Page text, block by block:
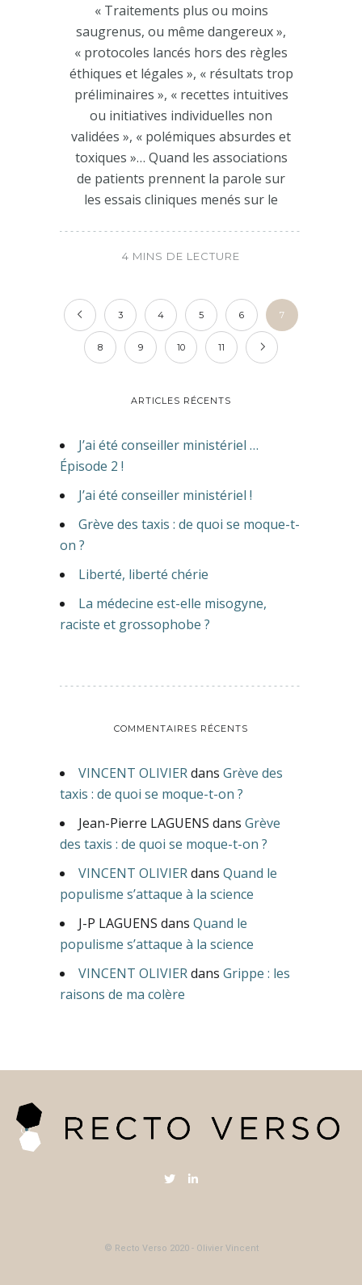
« Traitements plus ou moins
saugrenus, ou même dangereux »,
« protocoles lancés hors des règles
éthiques et légales », « résultats trop
préliminaires », « recettes intuitives
ou initiatives individuelles non
validées », « polémiques absurdes et
toxiques »… Quand les associations
de patients prennent la parole sur
les essais cliniques menés sur le
4 MINS DE LECTURE
3 4 5 6 7
8 9 10 11
ARTICLES RÉCENTS
J’ai été conseiller ministériel …
Épisode 2 !
J’ai été conseiller ministériel !
Grève des taxis : de quoi se moque-t-
on ?
Liberté, liberté chérie
La médecine est-elle misogyne,
raciste et grossophobe ?
COMMENTAIRES RÉCENTS
VINCENT OLIVIERdans Grève des
taxis : de quoi se moque-t-on ?
Jean-Pierre LAGUENS dans Grève
des taxis : de quoi se moque-t-on ?
VINCENT OLIVIERdans Quand le
populisme s’attaque à la science
J-P LAGUENS dans Quand le
populisme s’attaque à la science
VINCENT OLIVIERdans Grippe : les
raisons de ma colère
© Recto Verso 2020 - Olivier Vincent